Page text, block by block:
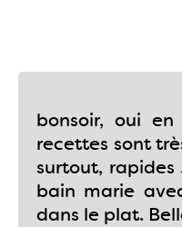
bonsoir, oui
recettes sont
surtout, rapides
bain marie
dans le plat.